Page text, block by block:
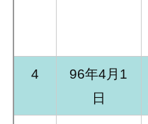
4
96年4月1
日